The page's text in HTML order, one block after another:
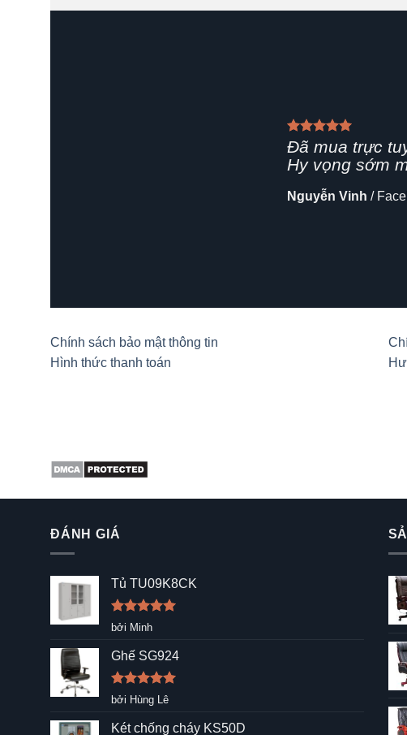
Giao hàng
rất chuyên
Shop nên cập
Hải Yến /Zalo
Chính sách bảo mật thông tin
Hình thức thanh toán
ĐÁNH GIÁ
Tủ TU09K8CK
Được xếp
sao
bởi Minh
Ghế SG924
Được xếp
5
sao
bởi Hùng Lê
Két chống cháy KS50D